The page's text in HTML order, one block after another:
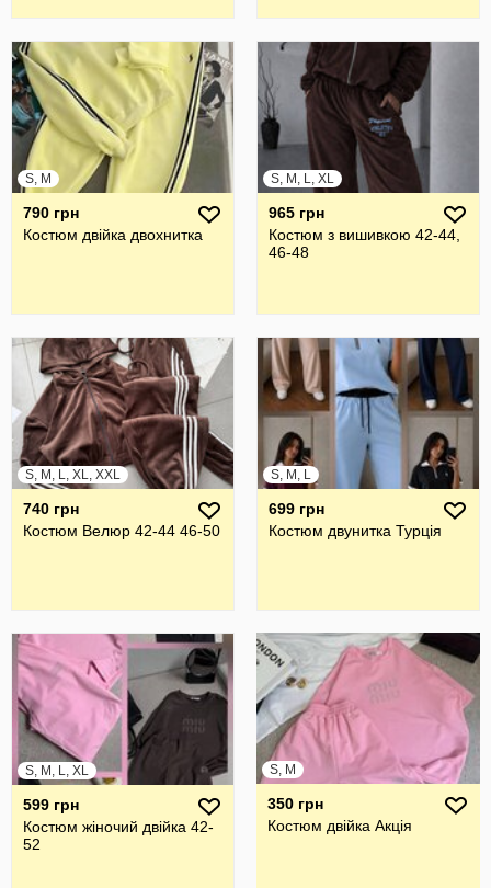
S, M
790 грн
Костюм двійка двохнитка
S, M, L, XL
965 грн
Костюм з вишивкою 42-44,
46-48
S, M, L, XL, XXL
740 грн
Костюм Велюр 42-44 46-50
S, M, L
699 грн
Костюм двунитка Турція
S, M, L, XL
599 грн
Костюм жіночий двійка 42-
52
S, M
350 грн
Костюм двійка Акція